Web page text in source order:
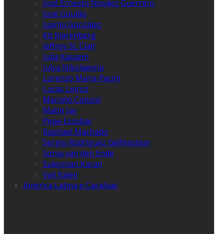
José Ernesto Nováez Guerrero
José Goulão
Juanlu González
Kit Klarenberg
Jeffrey St. Clair
Julia Kassem
Julya Nikolaevna
Lorenzo Maria Pacini
Lucas Leiroz
Marcelo Colussi
Matin Jay
Pepe Escobar
Raphael Machado
Sergio Rodríguez Gelfenstein
Sonja van den Ende
Suleyman Karan
Vali Kaleji
América Latina e Caraíbas